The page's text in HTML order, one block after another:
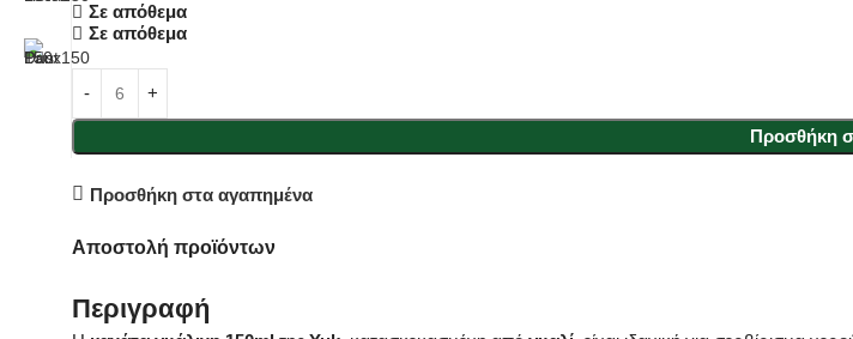
Σε απόθεμα
Σε απόθεμα
Προσθήκη
Προσθήκη στα αγαπημένα
Αποστολή προϊόντων
Περιγραφή